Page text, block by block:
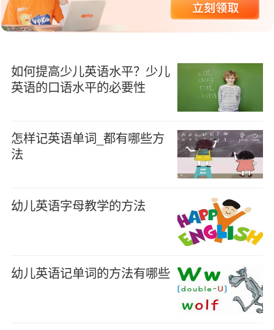
如何提高少儿英语水平？少儿
英语的口语水平的必要性
怎样记英语单词_都有哪些方
法
幼儿英语字母教学的方法
幼儿英语记单词的方法有哪些